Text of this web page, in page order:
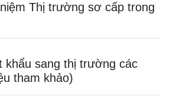
Thị trường sơ cấp trong
khẩu sang thị trường các
tham khảo)